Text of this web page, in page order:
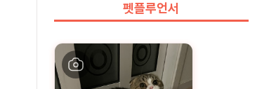
펫플루언서